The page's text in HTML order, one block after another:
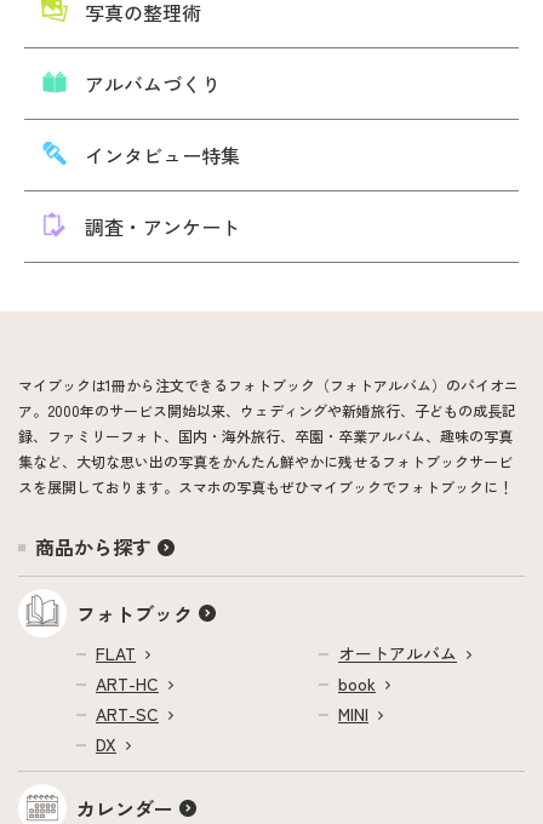
写真の整理術
アルバムづくり
インタビュー特集
調査・アンケート
マイブックは1冊から注文できるフォトブック（フォトアルバム）のパイオニ
ア。2000年のサービス開始以来、ウェディングや新婚旅行、子どもの成長記
録、ファミリーフォト、国内・海外旅行、卒園・卒業アルバム、趣味の写真
集など、大切な思い出の写真をかんたん鮮やかに残せるフォトブックサービ
スを展開しております。スマホの写真もぜひマイブックでフォトブックに！
商品から探す
フォトブック
FLAT
ART-HC
ART-SC
DX
オートアルバム
book
MINI
カレンダー